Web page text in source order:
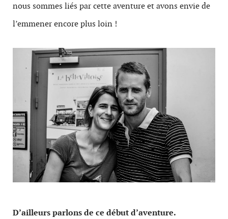
nous sommes liés par cette aventure et avons envie de
l’emmener encore plus loin !
D’ailleurs parlons de ce début d’aventure.